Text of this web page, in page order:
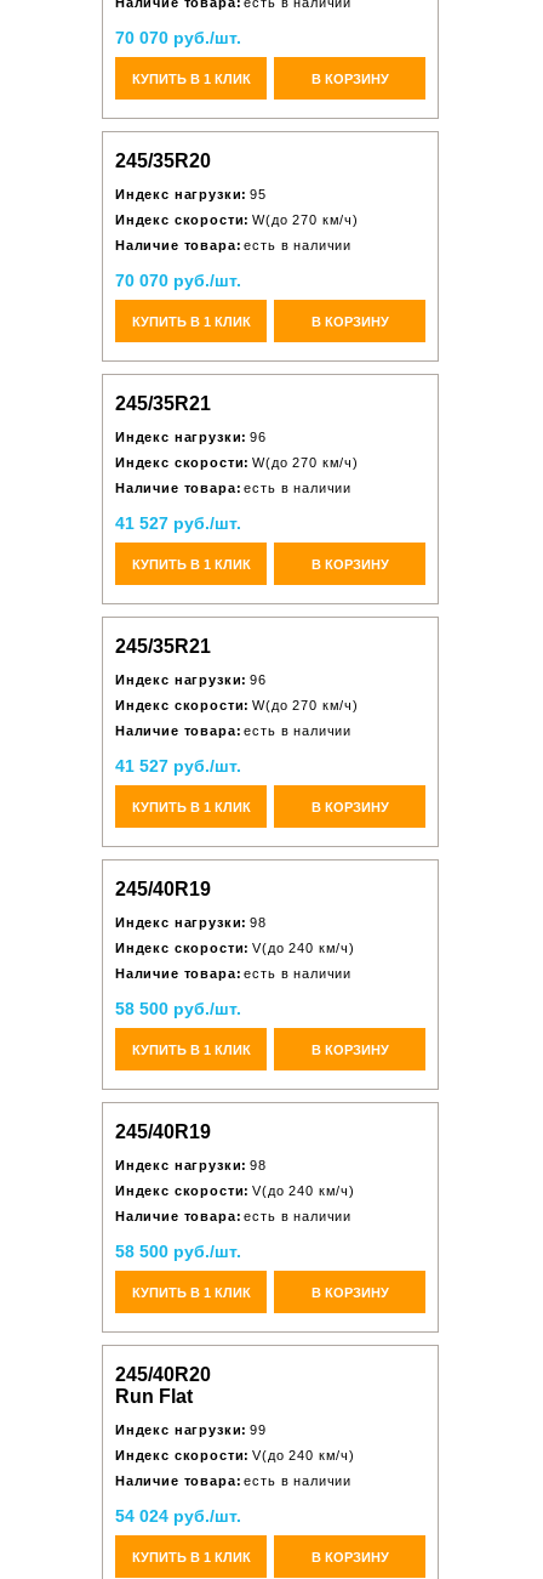
70 070 руб./шт.
КУПИТЬ В 1 КЛИК В КОРЗИНУ
245/35R20
Индекс нагрузки: 95
Индекс скорости: W(до 270 км/ч)
Наличие товара: есть в наличии
70 070 руб./шт.
КУПИТЬ В 1 КЛИК В КОРЗИНУ
245/35R21
Индекс нагрузки: 96
Индекс скорости: W(до 270 км/ч)
Наличие товара: есть в наличии
41 527 руб./шт.
КУПИТЬ В 1 КЛИК В КОРЗИНУ
245/35R21
Индекс нагрузки: 96
Индекс скорости: W(до 270 км/ч)
Наличие товара: есть в наличии
41 527 руб./шт.
КУПИТЬ В 1 КЛИК В КОРЗИНУ
245/40R19
Индекс нагрузки: 98
Индекс скорости: V(до 240 км/ч)
Наличие товара: есть в наличии
58 500 руб./шт.
КУПИТЬ В 1 КЛИК В КОРЗИНУ
245/40R19
Индекс нагрузки: 98
Индекс скорости: V(до 240 км/ч)
Наличие товара: есть в наличии
58 500 руб./шт.
КУПИТЬ В 1 КЛИК В КОРЗИНУ
245/40R20
Run Flat
Индекс нагрузки: 99
Индекс скорости: V(до 240 км/ч)
Наличие товара: есть в наличии
54 024 руб./шт.
КУПИТЬ В 1 КЛИК В КОРЗИНУ